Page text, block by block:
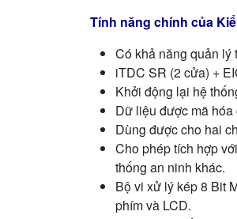
Tính năng chính của
Có khả năng quản lý
iTDC SR (2 cửa) +
Khởi động lại hệ
Dữ liệu được mã
Dùng được cho hai
Cho phép tích hợp
thống an ninh khác.
Bộ vi xử lý kép 8 Bit
phím và LCD.